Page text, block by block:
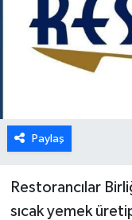
Paylaş
Restorancılar
sıcak yemek
GİRNE
GÜNDEM
İÇ HABERLER
LAPTA